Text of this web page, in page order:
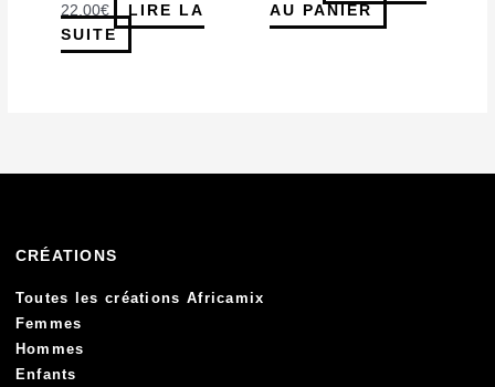
22,00€
LIRE LA
SUITE
AU PANIER
CRÉATIONS
Toutes les créations Africamix
Femmes
Hommes
Enfants